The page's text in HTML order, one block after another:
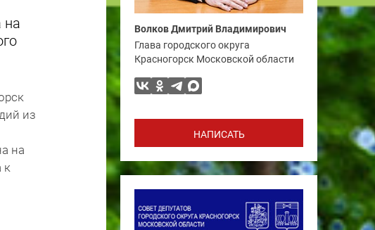
на
из
на
к
Волков Дмитрий Владимирович
Глава городского округа
Красногорск Московской области
НАПИСАТЬ